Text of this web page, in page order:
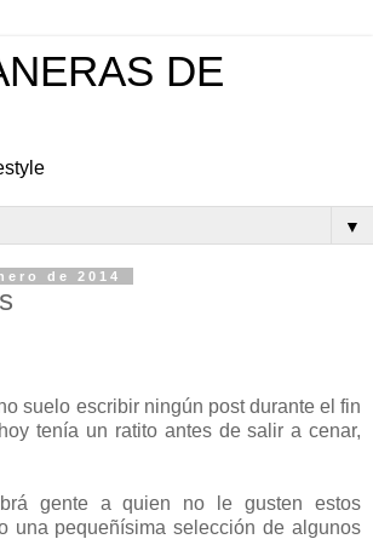
DE
▼
de 2014
suelo escribir ningún post durante el fin
tenía un ratito antes de salir a cenar,
gente a quien no le gusten estos
una pequeñísima selección de algunos